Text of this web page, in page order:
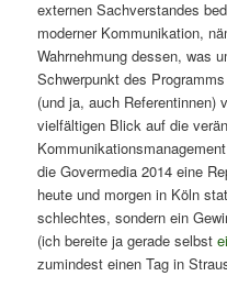
externen Sachverstandes
moderner Kommunikation,
Wahrnehmung dessen, was
Schwerpunkt des
(und ja, auch Referentinnen)
vielfältigen Blick auf die
die Govermedia 2014 eine
heute und morgen in Köln
schlechtes, sondern ein
(ich bereite ja gerade selbst
zumindest einen Tag in